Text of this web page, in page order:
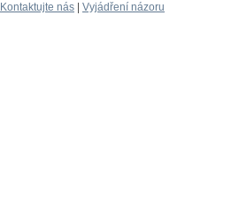
Kontaktujte nás
Vyjádření názoru